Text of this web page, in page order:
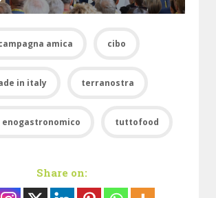
amica cibo
in italy terranostra
tuttofood
Share on: